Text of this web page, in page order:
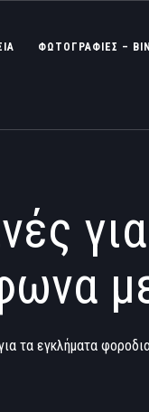
ΦΩΤΟΓΡΑΦΊΕΣ –
τα εγκλήματα